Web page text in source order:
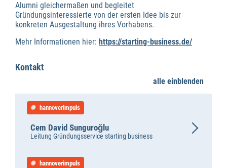
Alumni gleichermaßen und begleitet
Gründungsinteressierte von der ersten Idee bis zur
konkreten Ausgestaltung ihres Vorhabens.
Mehr Informationen hier: https://starting-business.de/
Kontakt
alle einblenden
hannoverimpuls
Leitung Gründungsservice starting business
Cem David Sunguroğlu
hannoverimpuls